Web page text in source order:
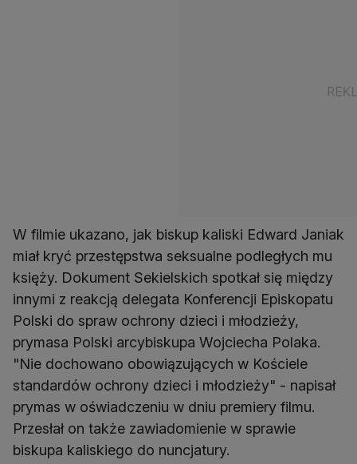
W filmie ukazano, jak biskup kaliski Edward Janiak
miał kryć przestępstwa seksualne podległych mu
księży. Dokument Sekielskich spotkał się między
innymi z reakcją delegata Konferencji Episkopatu
Polski do spraw ochrony dzieci i młodzieży,
prymasa Polski arcybiskupa Wojciecha Polaka.
"Nie dochowano obowiązujących w Kościele
standardów ochrony dzieci i młodzieży" - napisał
prymas w oświadczeniu w dniu premiery filmu.
Przesłał on także zawiadomienie w sprawie
biskupa kaliskiego do nuncjatury.